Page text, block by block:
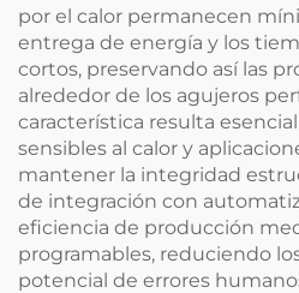
por el calor permanecen
entrega de energía y los
cortos, preservando así las
alrededor de los agujeros
característica resulta
sensibles al calor y
mantener la integridad
de integración con
eficiencia de producción
programables, reduciendo
potencial de errores